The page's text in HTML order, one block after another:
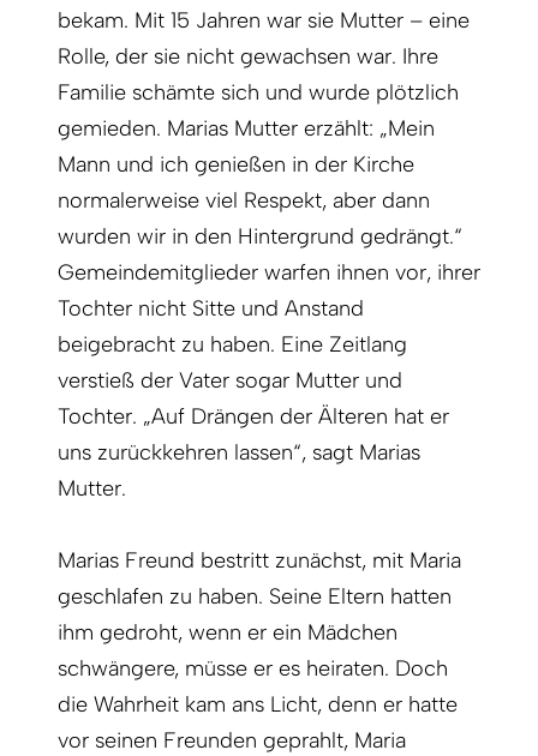
bekam. Mit 15 Jahren war sie Mutter – eine
Rolle, der sie nicht gewachsen war. Ihre
Familie schämte sich und wurde plötzlich
gemieden. Marias Mutter erzählt: „Mein
Mann und ich genießen in der Kirche
normalerweise viel Respekt, aber dann
wurden wir in den Hintergrund gedrängt.“
Gemeindemitglieder warfen ihnen vor, ihrer
Tochter nicht Sitte und Anstand
beigebracht zu haben. Eine Zeitlang
verstieß der Vater sogar Mutter und
Tochter. „Auf Drängen der Älteren hat er
uns zurückkehren lassen“, sagt Marias
Mutter.
Marias Freund bestritt zunächst, mit Maria
geschlafen zu haben. Seine Eltern hatten
ihm gedroht, wenn er ein Mädchen
schwängere, müsse er es heiraten. Doch
die Wahrheit kam ans Licht, denn er hatte
vor seinen Freunden geprahlt, Maria